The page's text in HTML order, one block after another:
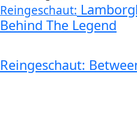
Reingeschaut:
Behind The Legend
Reingeschaut: